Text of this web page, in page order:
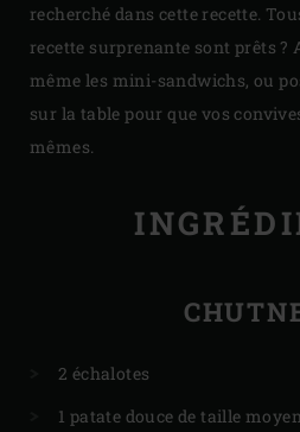
recherché dans cette recette.
recette surprenante sont prêts ?
même les mini-sandwichs, ou
sur la table pour que vos
mêmes.
2 échalotes
1 patate douce de taille